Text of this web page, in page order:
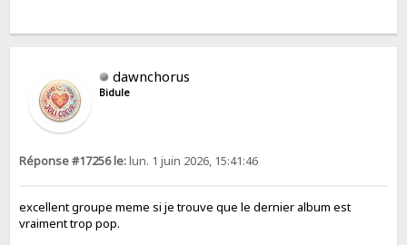
dawnchorus
Bidule
Réponse #17256 le:lun. 1 juin 2026, 15:41:46
excellent groupe meme si je trouve que le dernier album est
vraiment trop pop.